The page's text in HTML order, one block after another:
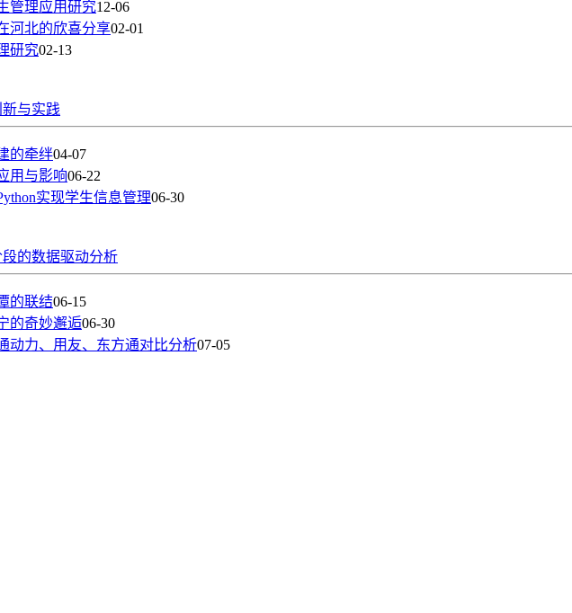
管理应用研究12-06
河北的欣喜分享02-01
研究02-13
与实践
的牵绊04-07
用与影响06-22
实现学生信息管理06-30
的数据驱动分析
的联结06-15
的奇妙邂逅06-30
动力、用友、东方通对比分析07-05